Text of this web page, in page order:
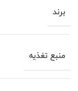
برند
منبع تغذیه